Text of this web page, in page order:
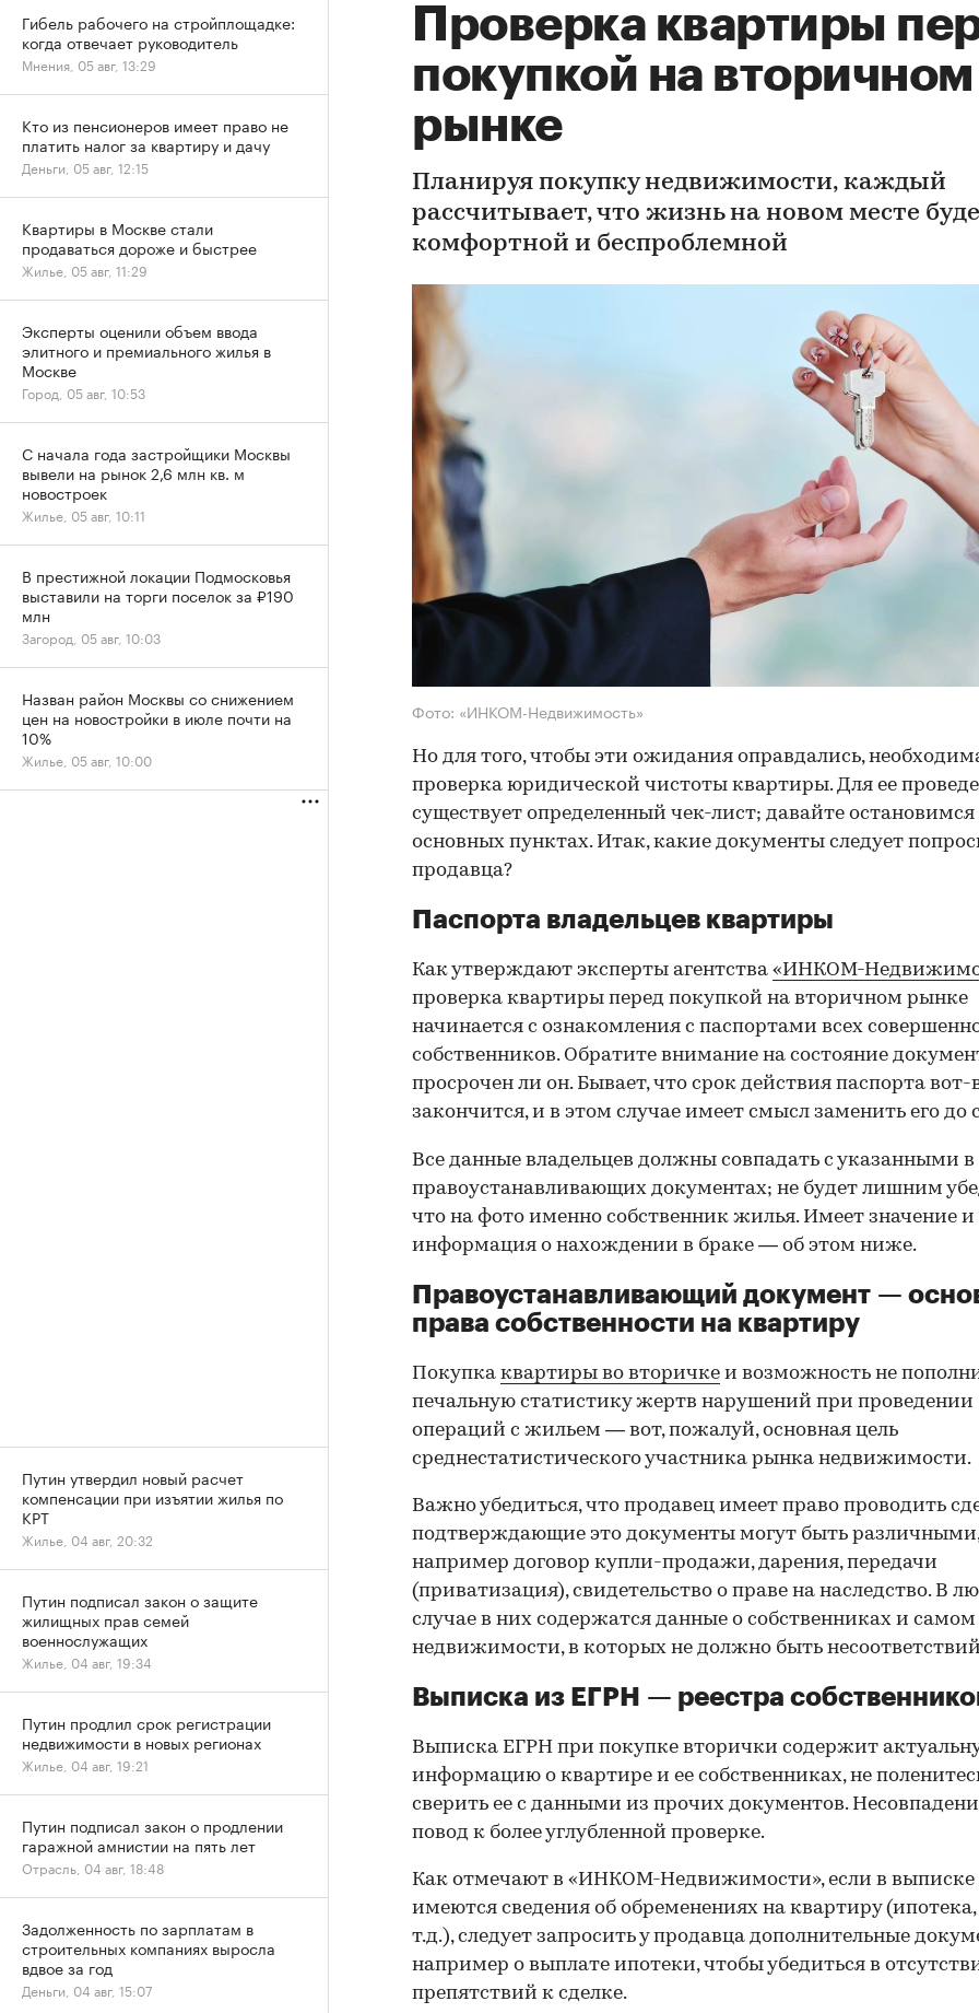
Проверка квартиры
покупкой на вторичном
рынке
Планируя покупку недвижимости, каждый
рассчитывает, что жизнь на новом месте
комфортной и беспроблемной
Фото: «ИНКОМ-Недвижимость»
Но для того, чтобы эти ожидания оправдались,
проверка юридической чистоты квартиры. Для ее
существует определенный чек-лист; давайте остановимся
основных пунктах. Итак, какие документы следует
продавца?
Паспорта владельцев квартиры
Как утверждают эксперты агентства «ИНКОМ-
проверка квартиры перед покупкой на вторичном рынке
начинается с ознакомления с паспортами всех
собственников. Обратите внимание на состояние
просрочен ли он. Бывает, что срок действия паспорта вот-
закончится, и в этом случае имеет смысл заменить его до
Все данные владельцев должны совпадать с указанными в
правоустанавливающих документах; не будет лишним
что на фото именно собственник жилья. Имеет значение и
информация о нахождении в браке — об этом ниже.
Правоустанавливающий документ —
права собственности на квартиру
Покупка квартиры во вторичке и возможность не
печальную статистику жертв нарушений при проведении
операций с жильем — вот, пожалуй, основная цель
среднестатистического участника рынка недвижимости.
Важно убедиться, что продавец имеет право проводить
подтверждающие это документы могут быть различными,
например договор купли-продажи, дарения, передачи
(приватизация), свидетельство о праве на наследство. В
случае в них содержатся данные о собственниках и самом
недвижимости, в которых не должно быть
Выписка из ЕГРН — реестра
Выписка ЕГРН при покупке вторички содержит
информацию о квартире и ее собственниках, не
сверить ее с данными из прочих документов.
повод к более углубленной проверке.
Как отмечают в «ИНКОМ-Недвижимости», если в выписке
имеются сведения об обременениях на квартиру (ипотека,
т.д.), следует запросить у продавца дополнительные
например о выплате ипотеки, чтобы убедиться в
препятствий к сделке.
Гибель рабочего на стройплощадке:
когда отвечает руководитель
Мнения, 05 авг, 13:29
Кто из пенсионеров имеет право не
платить налог за квартиру и дачу
Деньги, 05 авг, 12:15
Квартиры в Москве стали
продаваться дороже и быстрее
Жилье, 05 авг, 11:29
Эксперты оценили объем ввода
элитного и премиального жилья в
Москве
Город, 05 авг, 10:53
С начала года застройщики Москвы
вывели на рынок 2,6 млн кв. м
новостроек
Жилье, 05 авг, 10:11
В престижной локации Подмосковья
выставили на торги поселок за ₽190
млн
Загород, 05 авг, 10:03
Назван район Москвы со снижением
цен на новостройки в июле почти на
10%
Жилье, 05 авг, 10:00
Путин утвердил новый расчет
компенсации при изъятии жилья по
КРТ
Жилье, 04 авг, 20:32
Путин подписал закон о защите
жилищных прав семей
военнослужащих
Жилье, 04 авг, 19:34
Путин продлил срок регистрации
недвижимости в новых регионах
Жилье, 04 авг, 19:21
Путин подписал закон о продлении
гаражной амнистии на пять лет
Отрасль, 04 авг, 18:48
Задолженность по зарплатам в
строительных компаниях выросла
вдвое за год
Деньги, 04 авг, 15:07